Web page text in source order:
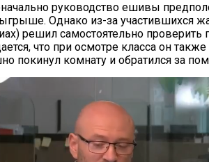
руководство ешивы
Однако из-за участившихся
решил самостоятельно
что при осмотре класса он
покинул комнату и обратился за